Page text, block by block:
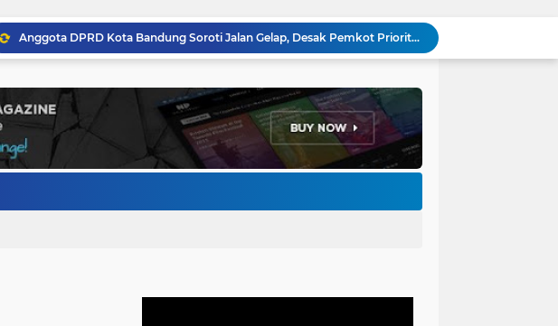
Anggota DPRD Kota Bandung Soroti Jalan Gelap, Desak Pemkot Prioritaskan Pembenahan PJU
Pemkot Bandung Gandeng Big Bad Wolf Hadirkan Festival Literasi Pages and Plates
Program Gaslah Kota Bandung Raih Apresiasi Pemerintah Pusat, Pengolahan Sampah Capai 30 Persen
Hikmah Setelah Ibadah Salat Jumat: Momentum Memperkuat Iman dan Kepedulian Sosial
Bupati Jeje Ritchie Ismail Rotasikan Kadishub dan Kadisbudpar, Serta Lantik Ratusan ASN Bandung Barat